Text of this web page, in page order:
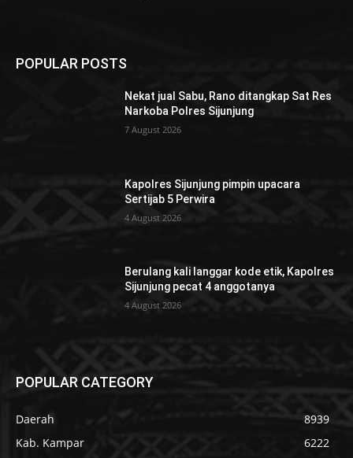
POPULAR POSTS
Nekat jual Sabu, Rano ditangkap Sat Res
Narkoba Polres Sijunjung
7 August 2026
Kapolres Sijunjung pimpin upacara
Sertijab 5 Perwira
4 August 2026
Berulang kali langgar kode etik, Kapolres
Sijunjung pecat 4 anggotanya
4 August 2026
POPULAR CATEGORY
Daerah
8939
Kab. Kampar
6222